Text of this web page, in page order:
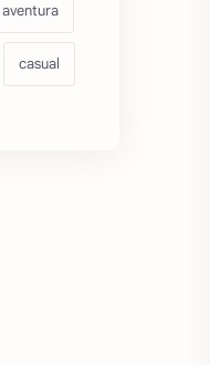
aventura
casual